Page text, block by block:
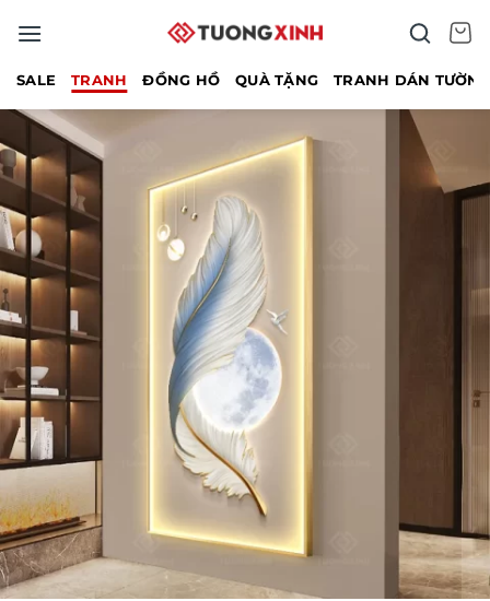
qua
SALE TRANH ĐỒNG HỒ QUÀ TẶNG TRANH DÁN